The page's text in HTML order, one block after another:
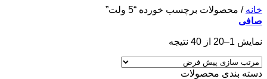
خانه / محصولات برچسب خورده “5 ولت”
صافی
نمایش 1–20 از 40 نتیجه
دسته‌ بندی محصولات